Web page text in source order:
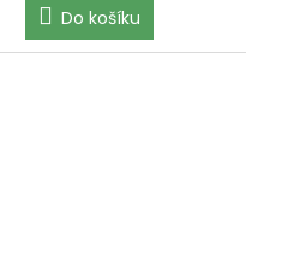
Do košíku